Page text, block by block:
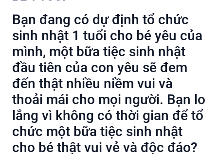
Bạn đang có dự định tổ chức
sinh nhật 1 tuổi cho bé yêu của
mình, một bữa tiệc sinh nhật
đầu tiên của con yêu sẽ đem
đến thật nhiều niềm vui và
thoải mái cho mọi người. Bạn lo
lắng vì không có thời gian để tổ
chức một bữa tiệc sinh nhật
cho bé thật vui vẻ và độc đáo?